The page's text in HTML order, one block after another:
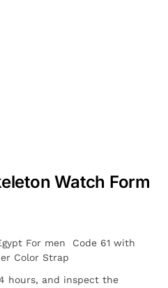
Watch Form
For men Code 61 with
Color Strap
hours, and inspect the